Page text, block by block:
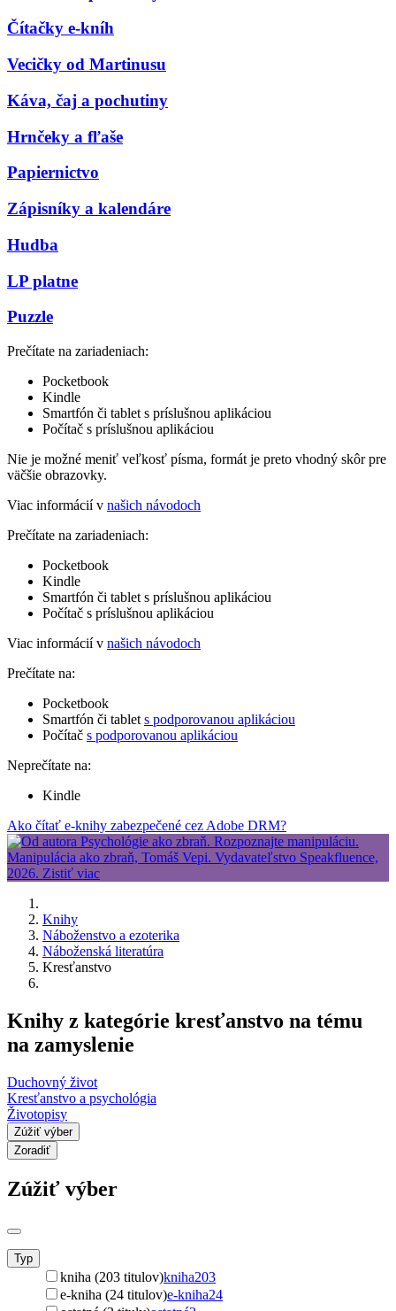
Čítačky e-kníh
Vecičky od Martinusu
Káva, čaj a pochutiny
Hrnčeky a fľaše
Papiernictvo
Zápisníky a kalendáre
Hudba
LP platne
Puzzle
Prečítate na zariadeniach:
Pocketbook
Kindle
Smartfón či tablet s príslušnou aplikáciou
Počítač s príslušnou aplikáciou
Nie je možné meniť veľkosť písma, formát je preto vhodný skôr pre
väčšie obrazovky.
Viac informácií v našich návodoch
Prečítate na zariadeniach:
Pocketbook
Kindle
Smartfón či tablet s príslušnou aplikáciou
Počítač s príslušnou aplikáciou
Viac informácií v našich návodoch
Prečítate na:
Pocketbook
Smartfón či tablet s podporovanou aplikáciou
Počítač s podporovanou aplikáciou
Neprečítate na:
Kindle
Ako čítať e-knihy zabezpečené cez Adobe DRM?
Knihy
Náboženstvo a ezoterika
Náboženská literatúra
Kresťanstvo
Knihy z kategórie kresťanstvo na tému
na zamyslenie
Duchovný život
Kresťanstvo a psychológia
Životopisy
Zúžiť výber
Zoradiť
Zúžiť výber
Typ
kniha (203 titulov)kniha203
e-kniha (24 titulov)e-kniha24